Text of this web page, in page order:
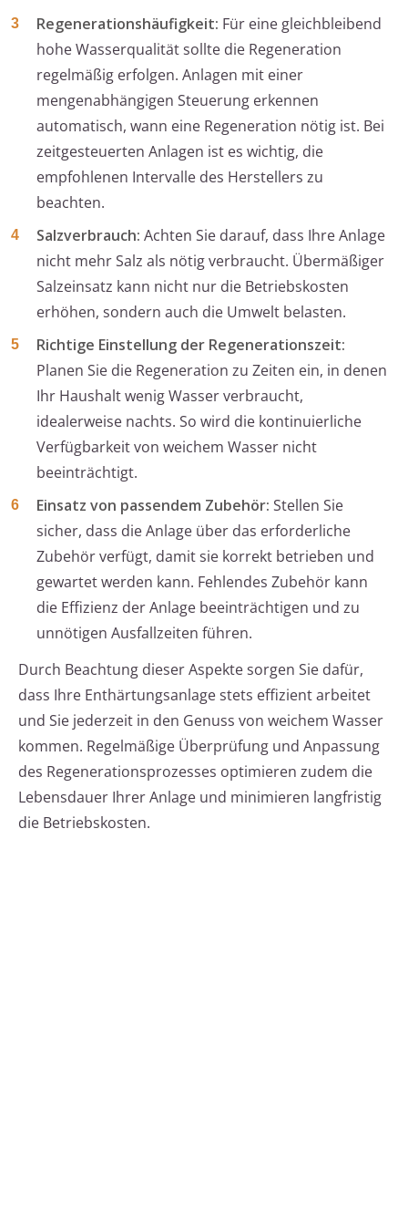
Regenerationshäufigkeit: Für eine gleichbleibend
hohe Wasserqualität sollte die Regeneration
regelmäßig erfolgen. Anlagen mit einer
mengenabhängigen Steuerung erkennen
automatisch, wann eine Regeneration nötig ist. Bei
zeitgesteuerten Anlagen ist es wichtig, die
empfohlenen Intervalle des Herstellers zu
beachten.
Salzverbrauch: Achten Sie darauf, dass Ihre Anlage
nicht mehr Salz als nötig verbraucht. Übermäßiger
Salzeinsatz kann nicht nur die Betriebskosten
erhöhen, sondern auch die Umwelt belasten.
Richtige Einstellung der Regenerationszeit:
Planen Sie die Regeneration zu Zeiten ein, in denen
Ihr Haushalt wenig Wasser verbraucht,
idealerweise nachts. So wird die kontinuierliche
Verfügbarkeit von weichem Wasser nicht
beeinträchtigt.
Einsatz von passendem Zubehör: Stellen Sie
sicher, dass die Anlage über das erforderliche
Zubehör verfügt, damit sie korrekt betrieben und
gewartet werden kann. Fehlendes Zubehör kann
die Effizienz der Anlage beeinträchtigen und zu
unnötigen Ausfallzeiten führen.
Durch Beachtung dieser Aspekte sorgen Sie dafür,
dass Ihre Enthärtungsanlage stets effizient arbeitet
und Sie jederzeit in den Genuss von weichem Wasser
kommen. Regelmäßige Überprüfung und Anpassung
des Regenerationsprozesses optimieren zudem die
Lebensdauer Ihrer Anlage und minimieren langfristig
die Betriebskosten.